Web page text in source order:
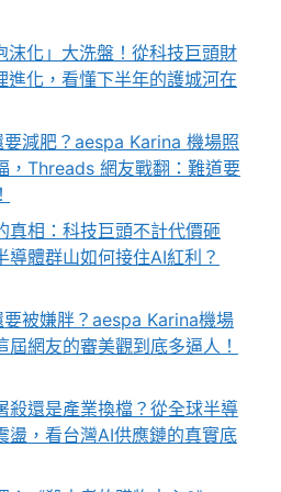
沫化」大洗盤！從科技巨頭財
進化，看懂下半年的護城河在
要減肥？aespa Karina 機場照
，Threads 網友戰翻：難道要
真相：科技巨頭不計代價砸
導體群山如何接住AI紅利？
要被嫌胖？aespa Karina機場
屆網友的審美觀到底多逼人！
殺還是產業換檔？從全球半導
盪，看台灣AI供應鏈的真實底